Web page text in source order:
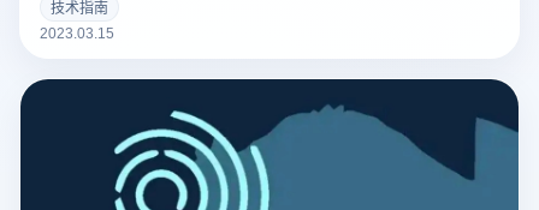
现代科技的标志之一，并且越来越多的人开始使用它。
技术指南
2023.03.15